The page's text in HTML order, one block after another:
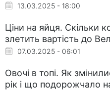
13.03.2025 - 18:00
Ціни на яйця. Скільки
злетить вартість до
07.03.2025 - 06:01
Овочі в топі. Як
рік і що подорожчало